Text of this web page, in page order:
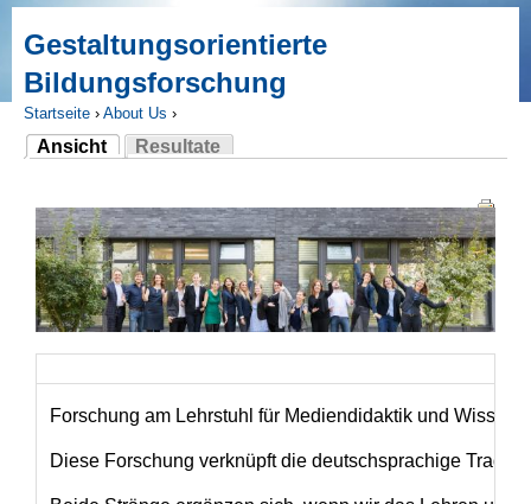
Gestaltungsorientierte
Bildungsforschung
Sie sind hier
Startseite › About Us ›
Ansicht
(aktiver Reiter)
Resultate
Forschung am Lehrstuhl für Mediendidaktik und
Diese Forschung verknüpft die deutschsprachige